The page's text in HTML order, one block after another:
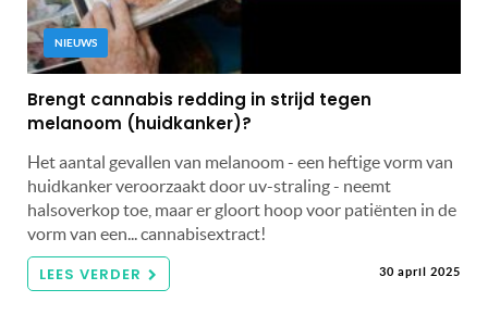
NIEUWS
Brengt cannabis redding in strijd tegen
melanoom (huidkanker)?
Het aantal gevallen van melanoom - een heftige vorm van
huidkanker veroorzaakt door uv-straling - neemt
halsoverkop toe, maar er gloort hoop voor patiënten in de
vorm van een... cannabisextract!
LEES VERDER 30 april 2025